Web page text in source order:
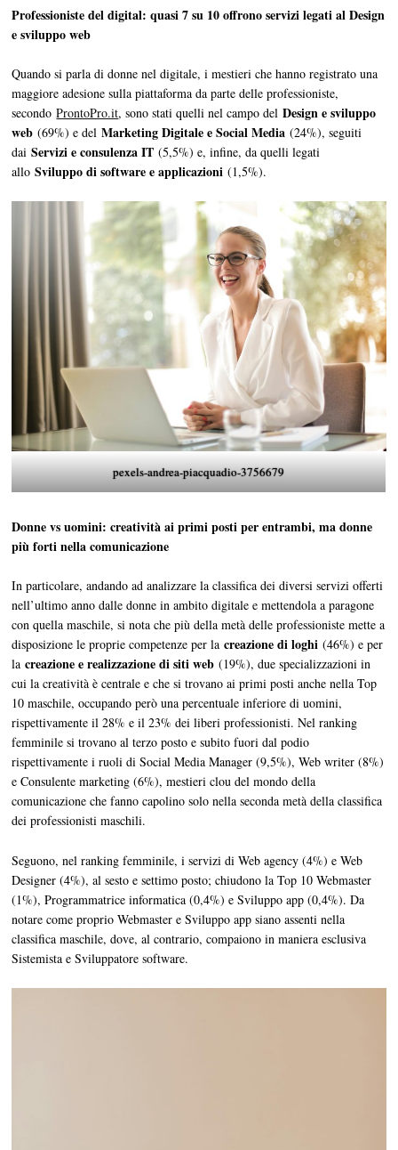
Professioniste del digital: quasi 7 su 10 offrono servizi legati al Design
e sviluppo web
Quando si parla di donne nel digitale, i mestieri che hanno registrato una
maggiore adesione sulla piattaforma da parte delle professioniste,
secondoProntoPro.it, sono stati quelli nel campo delDesign e sviluppo
web(69%) e delMarketing Digitale e Social Media (24%), seguiti
daiServizi e consulenza IT (5,5%) e, infine, da quelli legati
alloSviluppo di software e applicazioni (1,5%).
pexels-andrea-piacquadio-3756679
Donne vs uomini: creatività ai primi posti per entrambi, ma donne
più forti nella comunicazione
In particolare, andando ad analizzare la classifica dei diversi servizi offerti
nell’ultimo anno dalle donne in ambito digitale e mettendola a paragone
con quella maschile, si nota che più della metà delle professioniste mette a
disposizione le proprie competenze per lacreazione di loghi (46%) e per
lacreazione e realizzazione di siti web (19%), due specializzazioni in
cui la creatività è centrale e che si trovano ai primi posti anche nella Top
10 maschile, occupando però una percentuale inferiore di uomini,
rispettivamente il 28% e il 23% dei liberi professionisti. Nel ranking
femminile si trovano al terzo posto e subito fuori dal podio
rispettivamente i ruoli di Social Media Manager (9,5%), Web writer (8%)
e Consulente marketing (6%), mestieri clou del mondo della
comunicazione che fanno capolino solo nella seconda metà della classifica
dei professionisti maschili.
Seguono, nel ranking femminile, i servizi di Web agency (4%) e Web
Designer (4%), al sesto e settimo posto; chiudono la Top 10 Webmaster
(1%), Programmatrice informatica (0,4%) e Sviluppo app (0,4%). Da
notare come proprio Webmaster e Sviluppo app siano assenti nella
classifica maschile, dove, al contrario, compaiono in maniera esclusiva
Sistemista e Sviluppatore software.